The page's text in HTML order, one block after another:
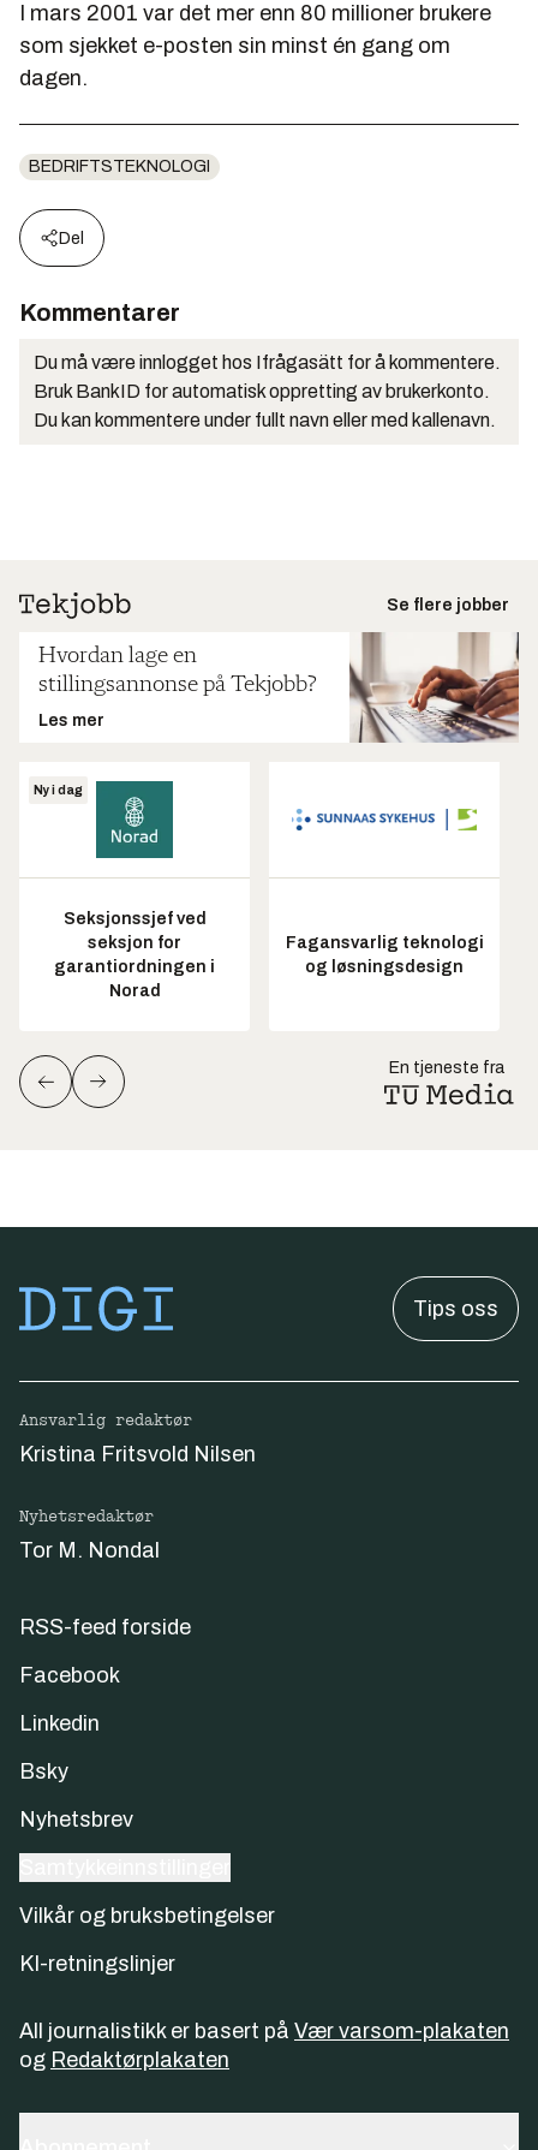
I mars 2001 var det mer enn 80 millioner brukere
som sjekket e-posten sin minst én gang om
dagen.
BEDRIFTSTEKNOLOGI
Del
Kommentarer
Du må være innlogget hos Ifrågasätt for å kommentere.
Bruk BankID for automatisk oppretting av brukerkonto.
Du kan kommentere under fullt navn eller med kallenavn.
Se flere jobber
Hvordan lage en
stillingsannonse på Tekjobb?
Les mer
Ny i dag
Seksjonssjef ved
seksjon for
garantiordningen i
Norad
Fagansvarlig teknologi
og løsningsdesign
En tjeneste fra
Tips oss
Ansvarlig redaktør
Kristina Fritsvold Nilsen
Nyhetsredaktør
Tor M. Nondal
RSS-feed forside
Facebook
Linkedin
Bsky
Nyhetsbrev
Vilkår og bruksbetingelser
KI-retningslinjer
All journalistikk er basert på Vær varsom-plakaten
og Redaktørplakaten